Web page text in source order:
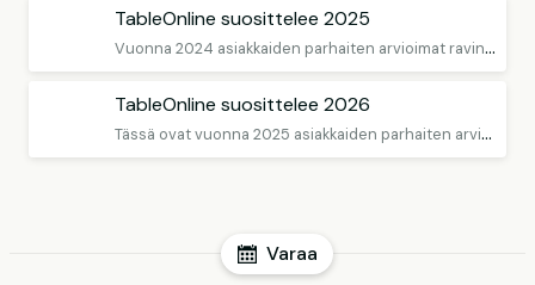
TableOnline suosittelee 2025
V
uonna 2024 asiakkaiden parhaiten arvioimat ravintolat
TableOnline suosittelee 2026
T
ässä ovat vuonna 2025 asiakkaiden parhaiten arvioimat ravintolat
Varaa